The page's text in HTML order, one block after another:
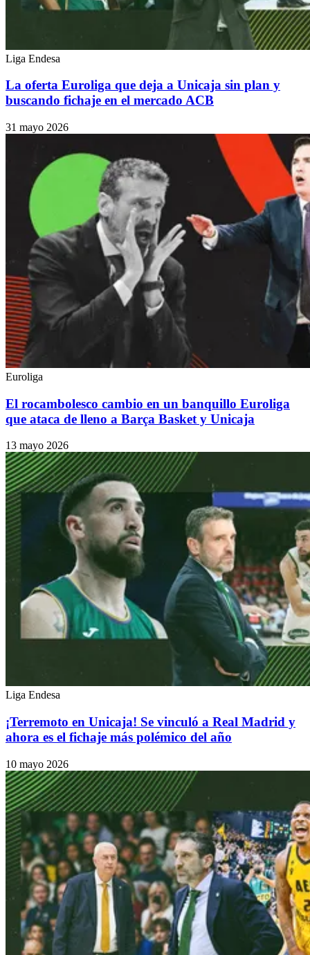
Liga Endesa
La oferta Euroliga que deja a Unicaja sin plan y
buscando fichaje en el mercado ACB
31 mayo 2026
Euroliga
El rocambolesco cambio en un banquillo Euroliga
que ataca de lleno a Barça Basket y Unicaja
13 mayo 2026
Liga Endesa
¡Terremoto en Unicaja! Se vinculó a Real Madrid y
ahora es el fichaje más polémico del año
10 mayo 2026